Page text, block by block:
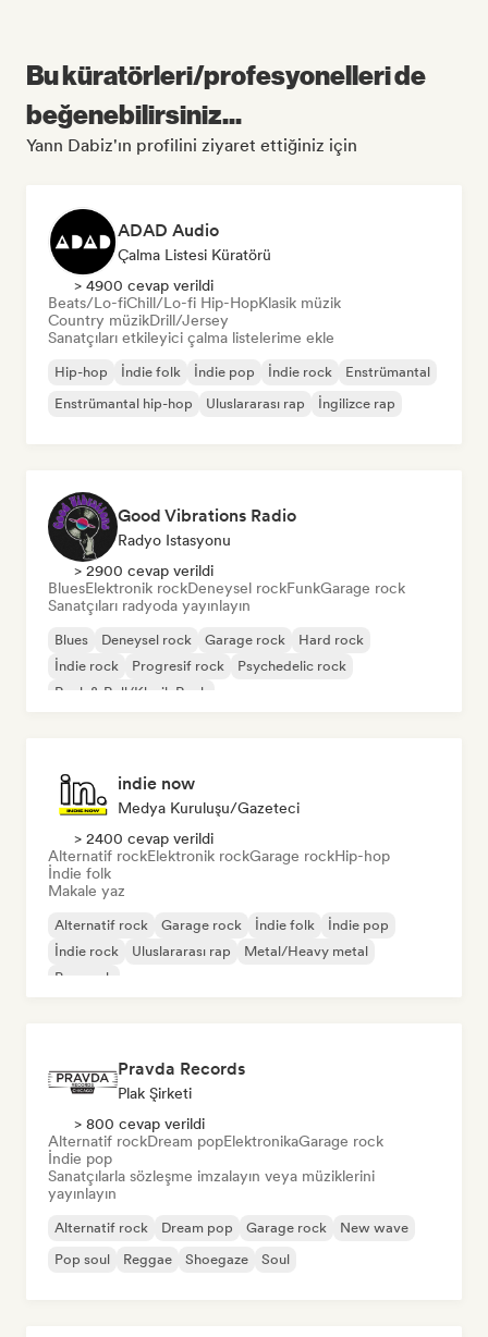
Bu küratörleri/profesyonelleri de
beğenebilirsiniz...
Yann Dabiz'ın profilini ziyaret ettiğiniz için
ADAD Audio
Çalma Listesi Küratörü
> 4900 cevap verildi
Beats/Lo-fiChill/Lo-fi Hip-HopKlasik müzik
Country müzikDrill/Jersey
Sanatçıları etkileyici çalma listelerime ekle
Hip-hop İndie folk İndie pop İndie rock
Enstrümantal
Enstrümantal hip-hop
Uluslararası rap İngilizce rap
Good Vibrations Radio
Radyo Istasyonu
> 2900 cevap verildi
BluesElektronik rockDeneysel rockFunkGarage rock
Sanatçıları radyoda yayınlayın
Blues Deneysel rock Garage rock
Hard rock
İndie rock
Progresif rock
Psychedelic rock
Rock & Roll/Klasik Rock
indie now
Medya Kuruluşu/Gazeteci
> 2400 cevap verildi
Alternatif rockElektronik rockGarage rockHip-hop
İndie folk
Makale yaz
Alternatif rock Garage rock İndie folk
İndie pop
İndie rock
Uluslararası rap
Metal/Heavy metal
Pop rock
Pravda Records
Plak Şirketi
> 800 cevap verildi
Alternatif rockDream popElektronikaGarage rock
İndie pop
Sanatçılarla sözleşme imzalayın veya müziklerini
yayınlayın
Alternatif rock Dream pop Garage rock
New wave
Pop soul
Reggae Shoegaze Soul